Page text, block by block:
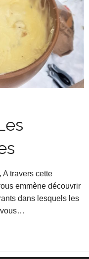
travers cette
emmène découvrir
dans lesquels les
vous…